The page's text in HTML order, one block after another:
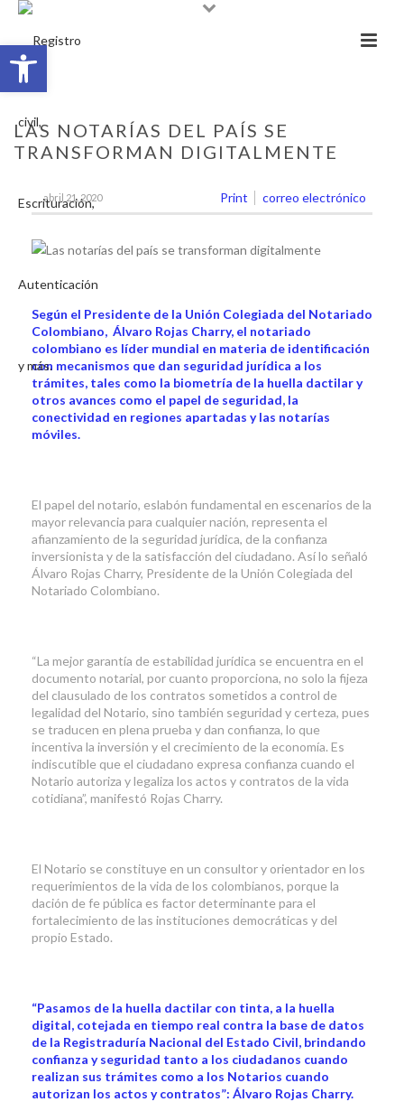
Abrir barra de herramientas
LAS NOTARÍAS DEL PAÍS SE
TRANSFORMAN DIGITALMENTE
Print correo electrónico
abril 21, 2020
Según el Presidente de la Unión Colegiada del Notariado
Colombiano, Álvaro Rojas Charry, el notariado
colombiano es líder mundial en materia de identificación
con mecanismos que dan seguridad jurídica a los
trámites, tales como la biometría de la huella dactilar y
otros avances como el papel de seguridad, la
conectividad en regiones apartadas y las notarías
móviles.
El papel del notario, eslabón fundamental en escenarios de la
mayor relevancia para cualquier nación, representa el
afianzamiento de la seguridad jurídica, de la confianza
inversionista y de la satisfacción del ciudadano. Así lo señaló
Álvaro Rojas Charry, Presidente de la Unión Colegiada del
Notariado Colombiano.
“La mejor garantía de estabilidad jurídica se encuentra en el
documento notarial, por cuanto proporciona, no solo la fijeza
del clausulado de los contratos sometidos a control de
legalidad del Notario, sino también seguridad y certeza, pues
se traducen en plena prueba y dan confianza, lo que
incentiva la inversión y el crecimiento de la economía. Es
indiscutible que el ciudadano expresa confianza cuando el
Notario autoriza y legaliza los actos y contratos de la vida
cotidiana”, manifestó Rojas Charry.
El Notario se constituye en un consultor y orientador en los
requerimientos de la vida de los colombianos, porque la
dación de fe pública es factor determinante para el
fortalecimiento de las instituciones democráticas y del
propio Estado.
“Pasamos de la huella dactilar con tinta, a la huella
digital, cotejada en tiempo real contra la base de datos
de la Registraduría Nacional del Estado Civil, brindando
confianza y seguridad tanto a los ciudadanos cuando
realizan sus trámites como a los Notarios cuando
autorizan los actos y contratos”: Álvaro Rojas Charry.